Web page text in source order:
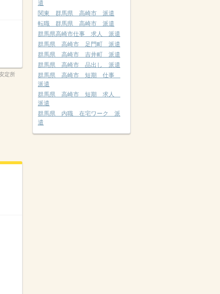
定所
遣
関東 群馬県 高崎市 派遣
転職 群馬県 高崎市 派遣
群馬県高崎市仕事 求人 派遣
群馬県 高崎市 足門町 派遣
群馬県 高崎市 吉井町 派遣
群馬県 高崎市 品出し 派遣
群馬県 高崎市 短期 仕事
派遣
群馬県 高崎市 短期 求人
派遣
群馬県 内職 在宅ワーク 派
遣